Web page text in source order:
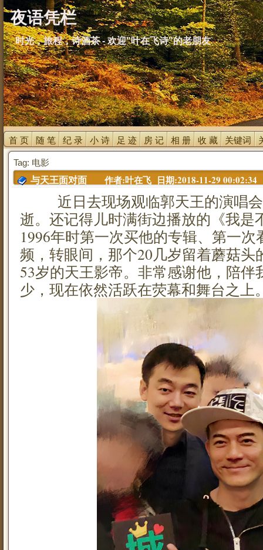
夜语凭栏
时光，旅程，诗酒茶 - 欢迎"叶在飞诗"的老朋友
首 页 随 笔 纪 录 小 诗 足 迹 房 记 相 册 收 藏 关键词
Tag: 电影
与天王面对面
作者:叶在飞 日期:2018-11-29 00:02:34
近日去现场观临郭天王的演唱会
逝。还记得儿时满街边播放的《我是
1996年时第一次买他的专辑、第一
频，转眼间，那个20几岁留着蘑菇头
53岁的天王影帝。非常感谢他，陪伴
少，现在依然活跃在荧幕和舞台之上